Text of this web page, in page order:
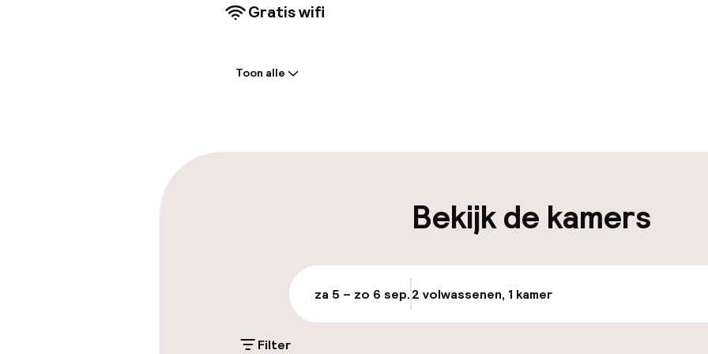
Gratis wifi
Parkeergelegenheid op eigen
Mogelijk extra kosten
Openbaar parkeren
Fietsverhuur
Toon alle
Bekijk de kamers
za 5 – zo 6 sep.2 volwassenen, 1 kamer
Filter